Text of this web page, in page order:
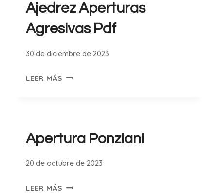
Ajedrez Aperturas
Agresivas Pdf
30 de diciembre de 2023
LEER MÁS AJEDREZ
Apertura Ponziani
20 de octubre de 2023
LEER MÁS APERTURA